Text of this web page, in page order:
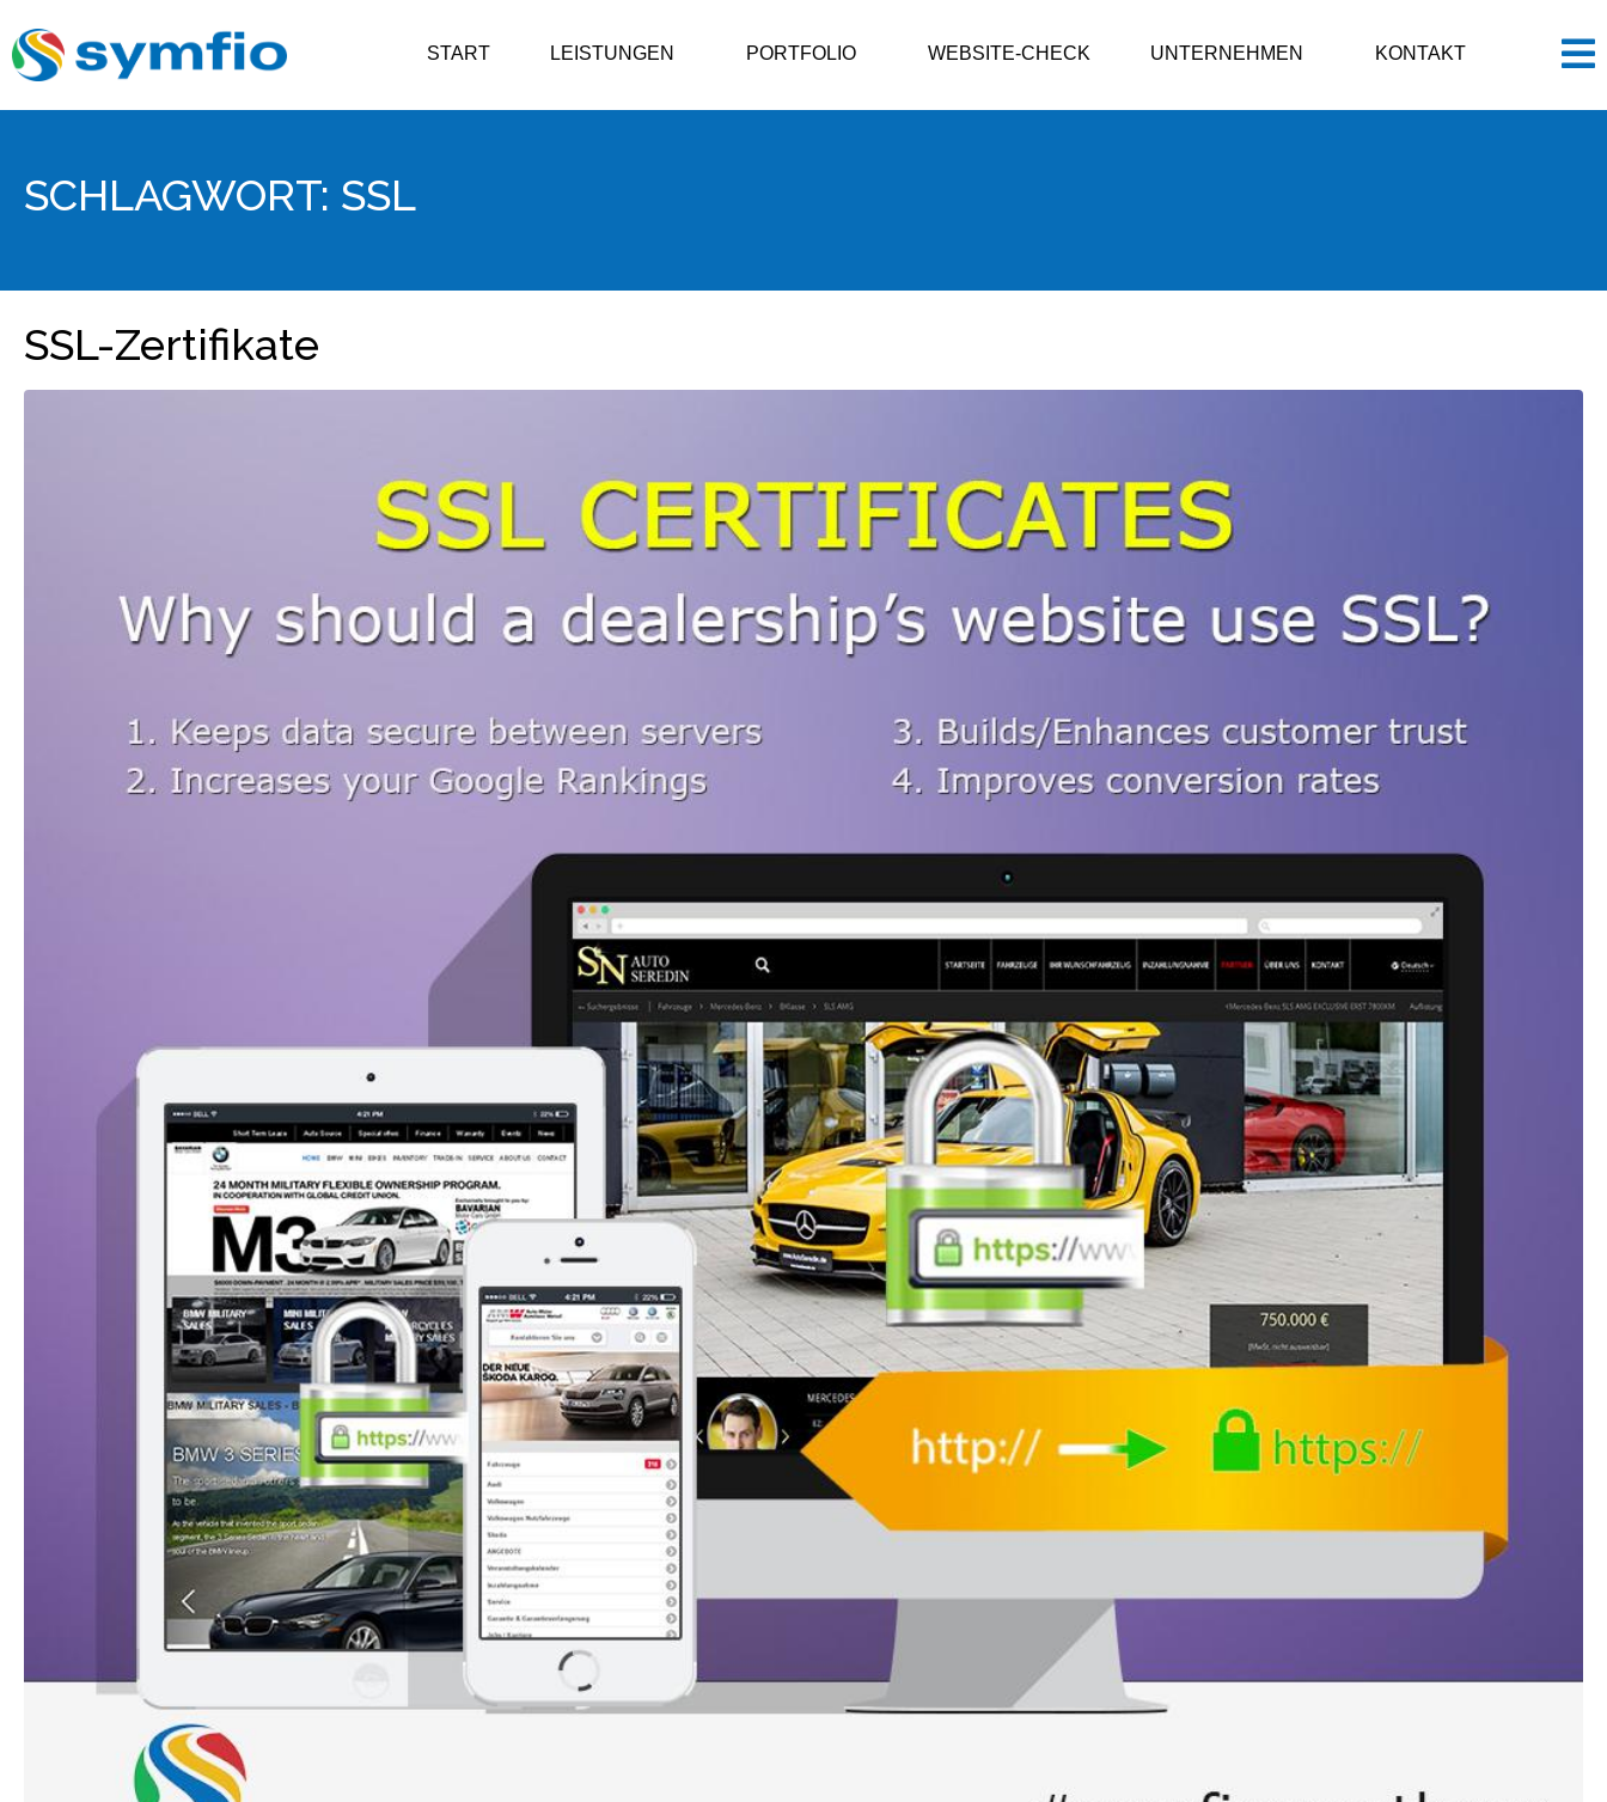
START LEISTUNGEN PORTFOLIO WEBSITE-CHECK UNTERNEHMEN KONTAKT
SCHLAGWORT: SSL
SSL-Zertifikate